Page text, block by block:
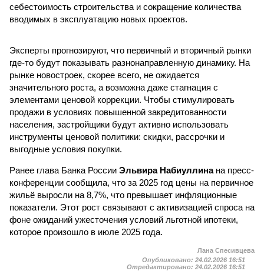
себестоимость строительства и сокращение количества
вводимых в эксплуатацию новых проектов.
Эксперты прогнозируют, что первичный и вторичный рынки
где-то будут показывать разнонаправленную динамику. На
рынке новостроек, скорее всего, не ожидается
значительного роста, а возможна даже стагнация с
элементами ценовой коррекции. Чтобы стимулировать
продажи в условиях повышенной закредитованности
населения, застройщики будут активно использовать
инструменты ценовой политики: скидки, рассрочки и
выгодные условия покупки.
Ранее глава Банка России Эльвира Набиуллинана пресс-
конференции сообщила, что за 2025 год цены на первичное
жильё выросли на 8,7%, что превышает инфляционные
показатели. Этот рост связывают с активизацией спроса на
фоне ожиданий ужесточения условий льготной ипотеки,
которое произошло в июле 2025 года.
Лана Спесивцева
Опубликовано: 24.02.2026 16:51
Отредактировано: 24.02.2026 16:51